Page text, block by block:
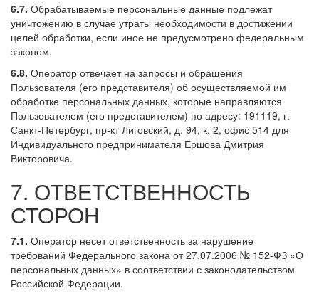
6.7. Обрабатываемые персональные данные подлежат
уничтожению в случае утраты необходимости в достижении
целей обработки, если иное не предусмотрено федеральным
законом.
6.8. Оператор отвечает на запросы и обращения
Пользователя (его представителя) об осуществляемой им
обработке персональных данных, которые направляются
Пользователем (его представителем) по адресу: 191119, г.
Санкт-Петербург, пр-кт Лиговский, д. 94, к. 2, офис 514 для
Индивидуального предпринимателя Ершова Дмитрия
Викторовича.
7. ОТВЕТСТВЕННОСТЬ
СТОРОН
7.1. Оператор несет ответственность за нарушение
требований Федерального закона от 27.07.2006 № 152-ФЗ «О
персональных данных» в соответствии с законодательством
Российской Федерации.